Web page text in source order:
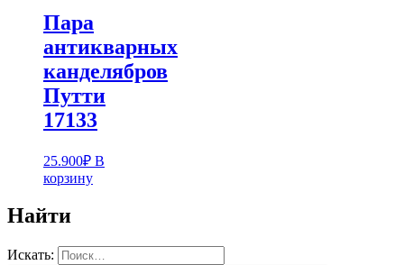
Пара
антикварных
канделябров
Путти
17133
25.900₽ В
корзину
Найти
Искать: